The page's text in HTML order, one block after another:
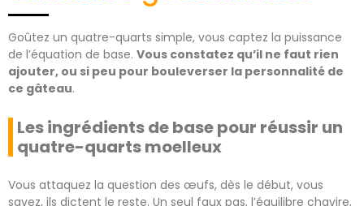
Goûtez un quatre-quarts simple, vous captez la puissance
de l’équation de base. Vous constatez qu’il ne faut rien
ajouter, ou si peu pour bouleverser la personnalité de
ce gâteau.
Les ingrédients de base pour réussir un
quatre-quarts moelleux
Vous attaquez la question des œufs, dès le début, vous
savez, ils dictent le reste. Un seul faux pas, l’équilibre chavire,